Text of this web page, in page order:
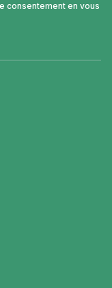
consentement en vous
un nouvel onglet.
onglet.
nouvel onglet.
dans un nouvel
dans un nouvel